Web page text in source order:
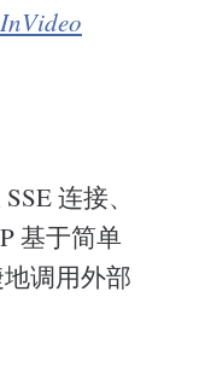
InVideo
连接、
基于简单
调用外部